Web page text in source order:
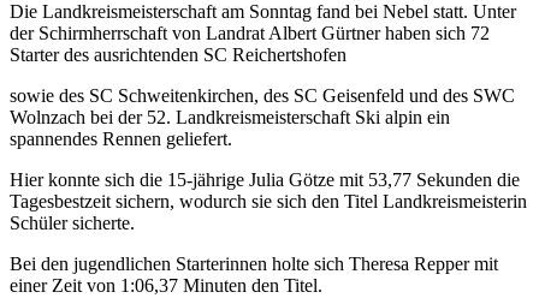
Die Landkreismeisterschaft am Sonntag fand bei Nebel statt. Unter
der Schirmherrschaft von Landrat Albert Gürtner haben sich 72
Starter des ausrichtenden SC Reichertshofen
sowie des SC Schweitenkirchen, des SC Geisenfeld und des SWC
Wolnzach bei der 52. Landkreismeisterschaft Ski alpin ein
spannendes Rennen geliefert.
Hier konnte sich die 15-jährige Julia Götze mit 53,77 Sekunden die
Tagesbestzeit sichern, wodurch sie sich den Titel Landkreismeisterin
Schüler sicherte.
Bei den jugendlichen Starterinnen holte sich Theresa Repper mit
einer Zeit von 1:06,37 Minuten den Titel.